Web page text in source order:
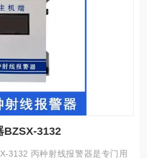
BZSX-3132
3132 丙种射线报警器是专门用